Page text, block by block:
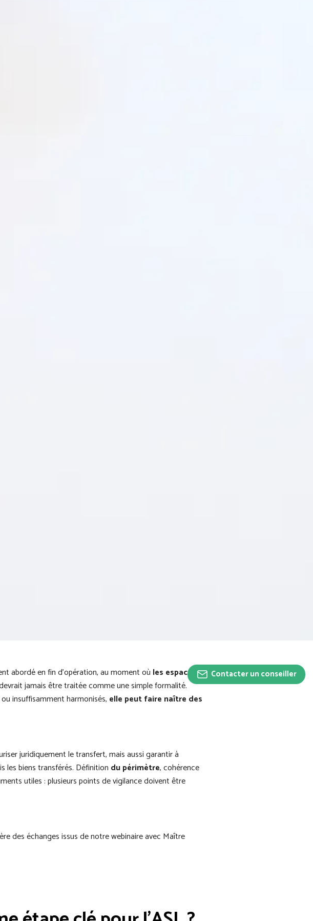
Contacter un conseiller
abordé en fin d’opération, au moment où les espaces et
jamais être traitée comme une simple formalité.
insuffisamment harmonisés, elle peut faire naître des
juridiquement le transfert, mais aussi garantir à
les biens transférés. Définition du périmètre, cohérence
utiles : plusieurs points de vigilance doivent être
des échanges issus de notre webinaire avec Maître